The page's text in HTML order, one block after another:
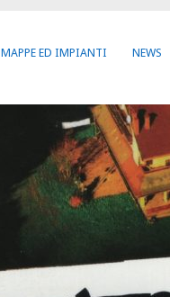
MAPPE ED IMPIANTI NEWS